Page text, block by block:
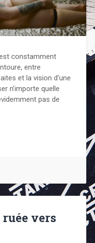
constamment
entre
et la vision d’une
n’importe quelle
pas de
vers